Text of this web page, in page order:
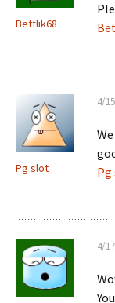
Betflik68
Pg slot
4/
4/